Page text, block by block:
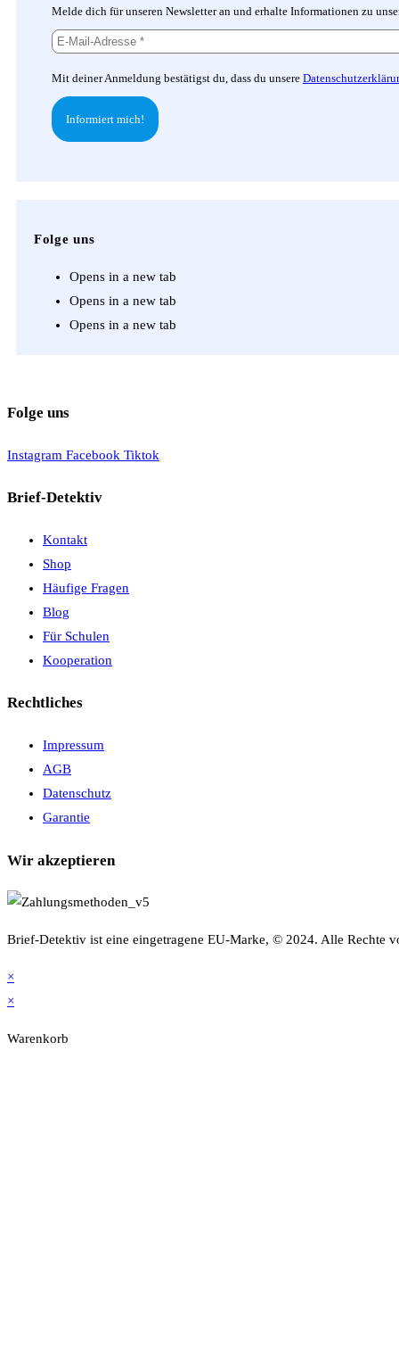
Melde dich für unseren Newsletter an und erhalte Informationen zu
Mit deiner Anmeldung bestätigst du, dass du unsere
Folge uns
Opens in a new tab
Opens in a new tab
Opens in a new tab
Folge uns
Instagram Facebook Tiktok
Brief-Detektiv
Kontakt
Shop
Häufige Fragen
Blog
Für Schulen
Kooperation
Rechtliches
Impressum
AGB
Datenschutz
Garantie
Wir akzeptieren
Brief-Detektiv ist eine eingetragene EU-Marke, © 2024. Alle Rechte
×
×
Warenkorb